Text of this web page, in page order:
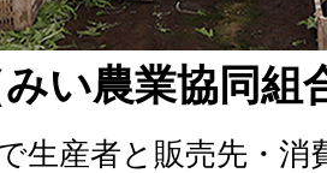
い農業協同組
生産者と販売先・